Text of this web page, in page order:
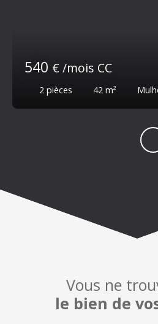
540 € /mois CC
2 pièces 42 m²
Vous ne
le bien de